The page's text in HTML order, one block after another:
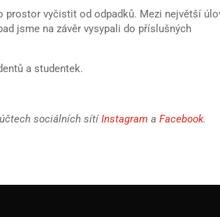
prostor vyčistit od odpadků. Mezi největší
jsme na závěr vysypali do příslušných
a studentek.
sociálních sítíInstagram aFacebook.